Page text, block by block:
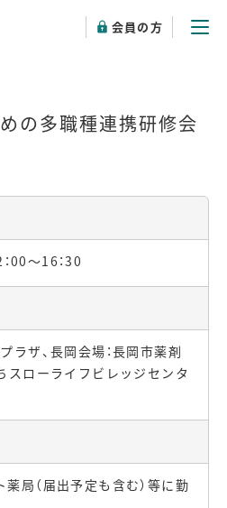
会員の方
の多職種連携研修会
00～16：30
ラザ、長岡会場：長岡市薬剤
スローライフビレッジセンタ
局（届出予定も含む）等に勤